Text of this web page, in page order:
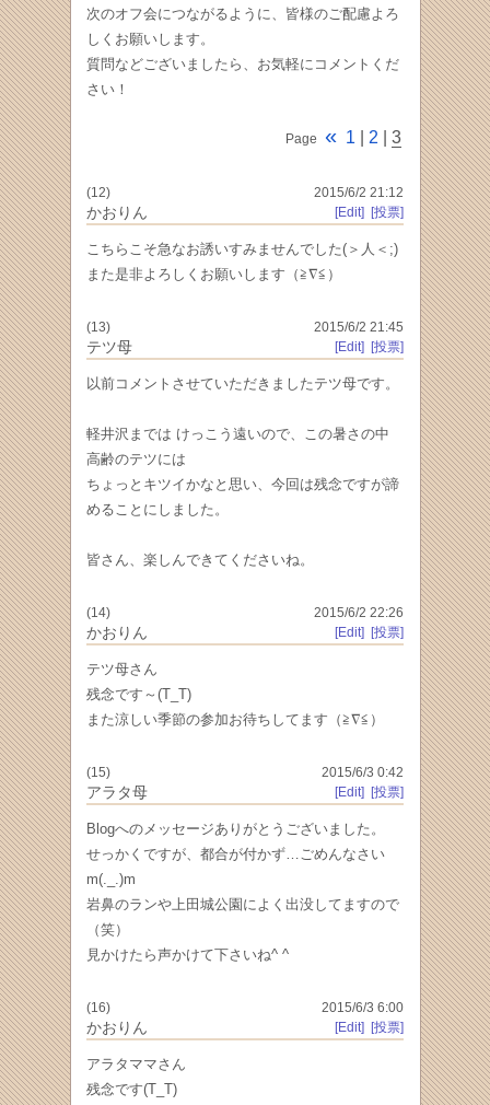
次のオフ会につながるように、皆様のご配慮よろ
しくお願いします。
質問などございましたら、お気軽にコメントくだ
さい！
Page « 1 2 3
(12)
かおりん
2015/6/2 21:12
[Edit]
[投票]
こちらこそ急なお誘いすみませんでした(＞人＜;)
また是非よろしくお願いします（≧∇≦）
(13)
テツ母
2015/6/2 21:45
[Edit]
[投票]
以前コメントさせていただきましたテツ母です。
軽井沢までは けっこう遠いので、この暑さの中
高齢のテツには
ちょっとキツイかなと思い、今回は残念ですが諦
めることにしました。
皆さん、楽しんできてくださいね。
(14)
かおりん
2015/6/2 22:26
[Edit]
[投票]
テツ母さん
残念です～(T_T)
また涼しい季節の参加お待ちしてます（≧∇≦）
(15)
アラタ母
2015/6/3 0:42
[Edit]
[投票]
Blogへのメッセージありがとうございました。
せっかくですが、都合が付かず…ごめんなさい
m(._.)m
岩鼻のランや上田城公園によく出没してますので
（笑）
見かけたら声かけて下さいね^ ^
(16)
かおりん
2015/6/3 6:00
[Edit]
[投票]
アラタママさん
残念です(T_T)